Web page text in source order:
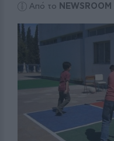
Από το NEWSROOM